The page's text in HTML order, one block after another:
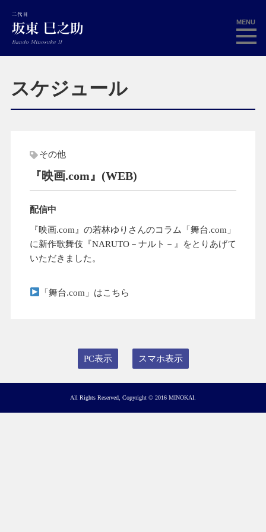
MENU
スケジュール
その他
『映画.com』(WEB)
配信中
『映画.com』の若林ゆりさんのコラム「舞台.com」
に新作歌舞伎『NARUTO－ナルト－』をとりあげて
いただきました。
「舞台.com」はこちら
PC表示 スマホ表示
All Rights Reserved, Copyright © 2016 MINOKAI.